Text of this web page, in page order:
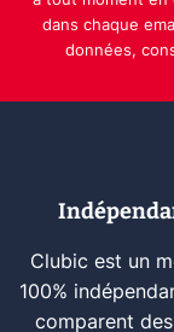
dans chaque
données,
Clubic est un
100%
comparent